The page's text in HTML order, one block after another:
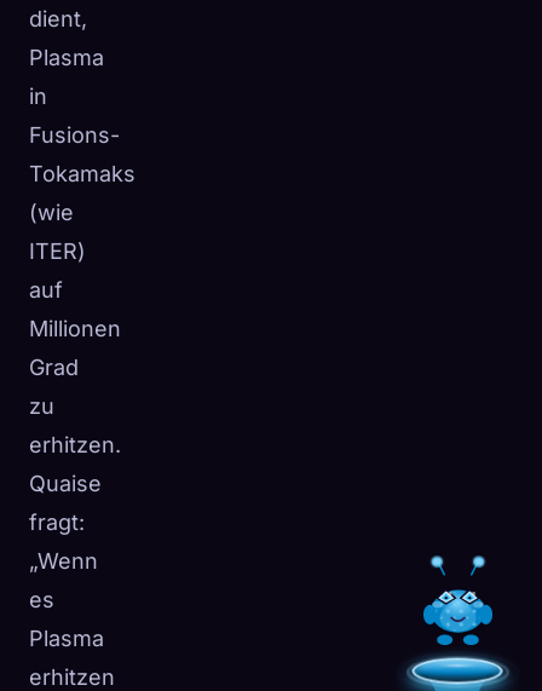
dient,
Plasma
in
Fusions-
Tokamaks
(wie
ITER)
auf
Millionen
Grad
zu
erhitzen.
Quaise
fragt:
„Wenn
es
Plasma
erhitzen